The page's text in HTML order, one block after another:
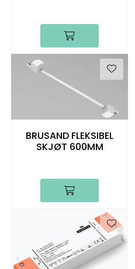
BRUSAND FLEKSIBEL
SKJØT 600MM